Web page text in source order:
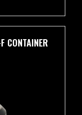
CONTAINER